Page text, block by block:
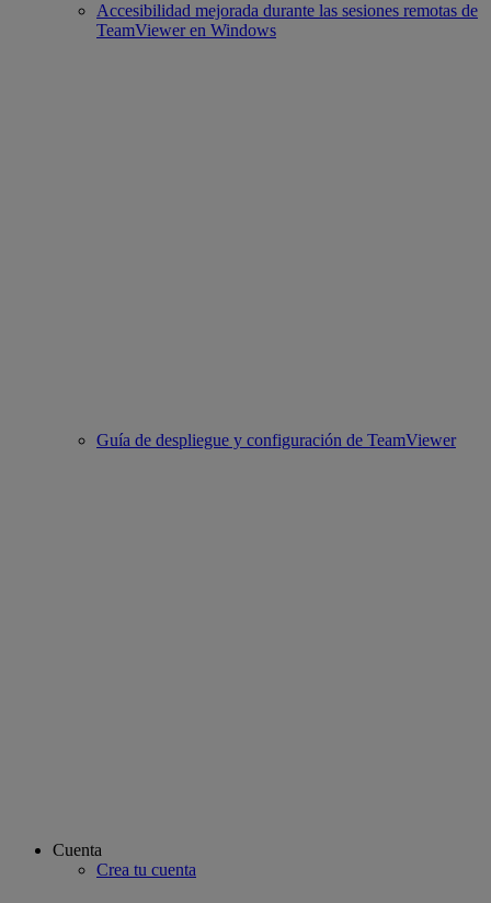
Accesibilidad mejorada durante las sesiones remotas de
TeamViewer en Windows
Guía de despliegue y configuración de TeamViewer
Cuenta
Crea tu cuenta